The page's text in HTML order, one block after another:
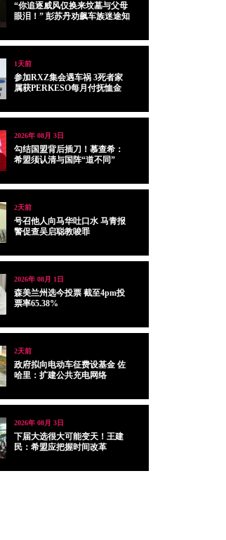
“你追逐威风仅换来坟墓与父母
眼泪！” 彭苏丹劝飙车族迷途知
1天前
参加RXZ集会遇车祸 3死者家
属获PERKESO每月付抚恤金
2026年 08月 3日
勾结国盟背后插刀！慕查希：
希盟须认清与国阵“道不同”
2天前
号召他人向马华吐口水 马青报
警促查吴启聪教唆罪
2026年 08月 1日
森美兰州选今投票 截至4pm投
票率65.38%
2天前
政府拟向电动车征费设基金 佐
哈里：扩建公共充电网络
2026年 08月 3日
下届大选很大可能变天！王建
民：希盟应把握时间改革